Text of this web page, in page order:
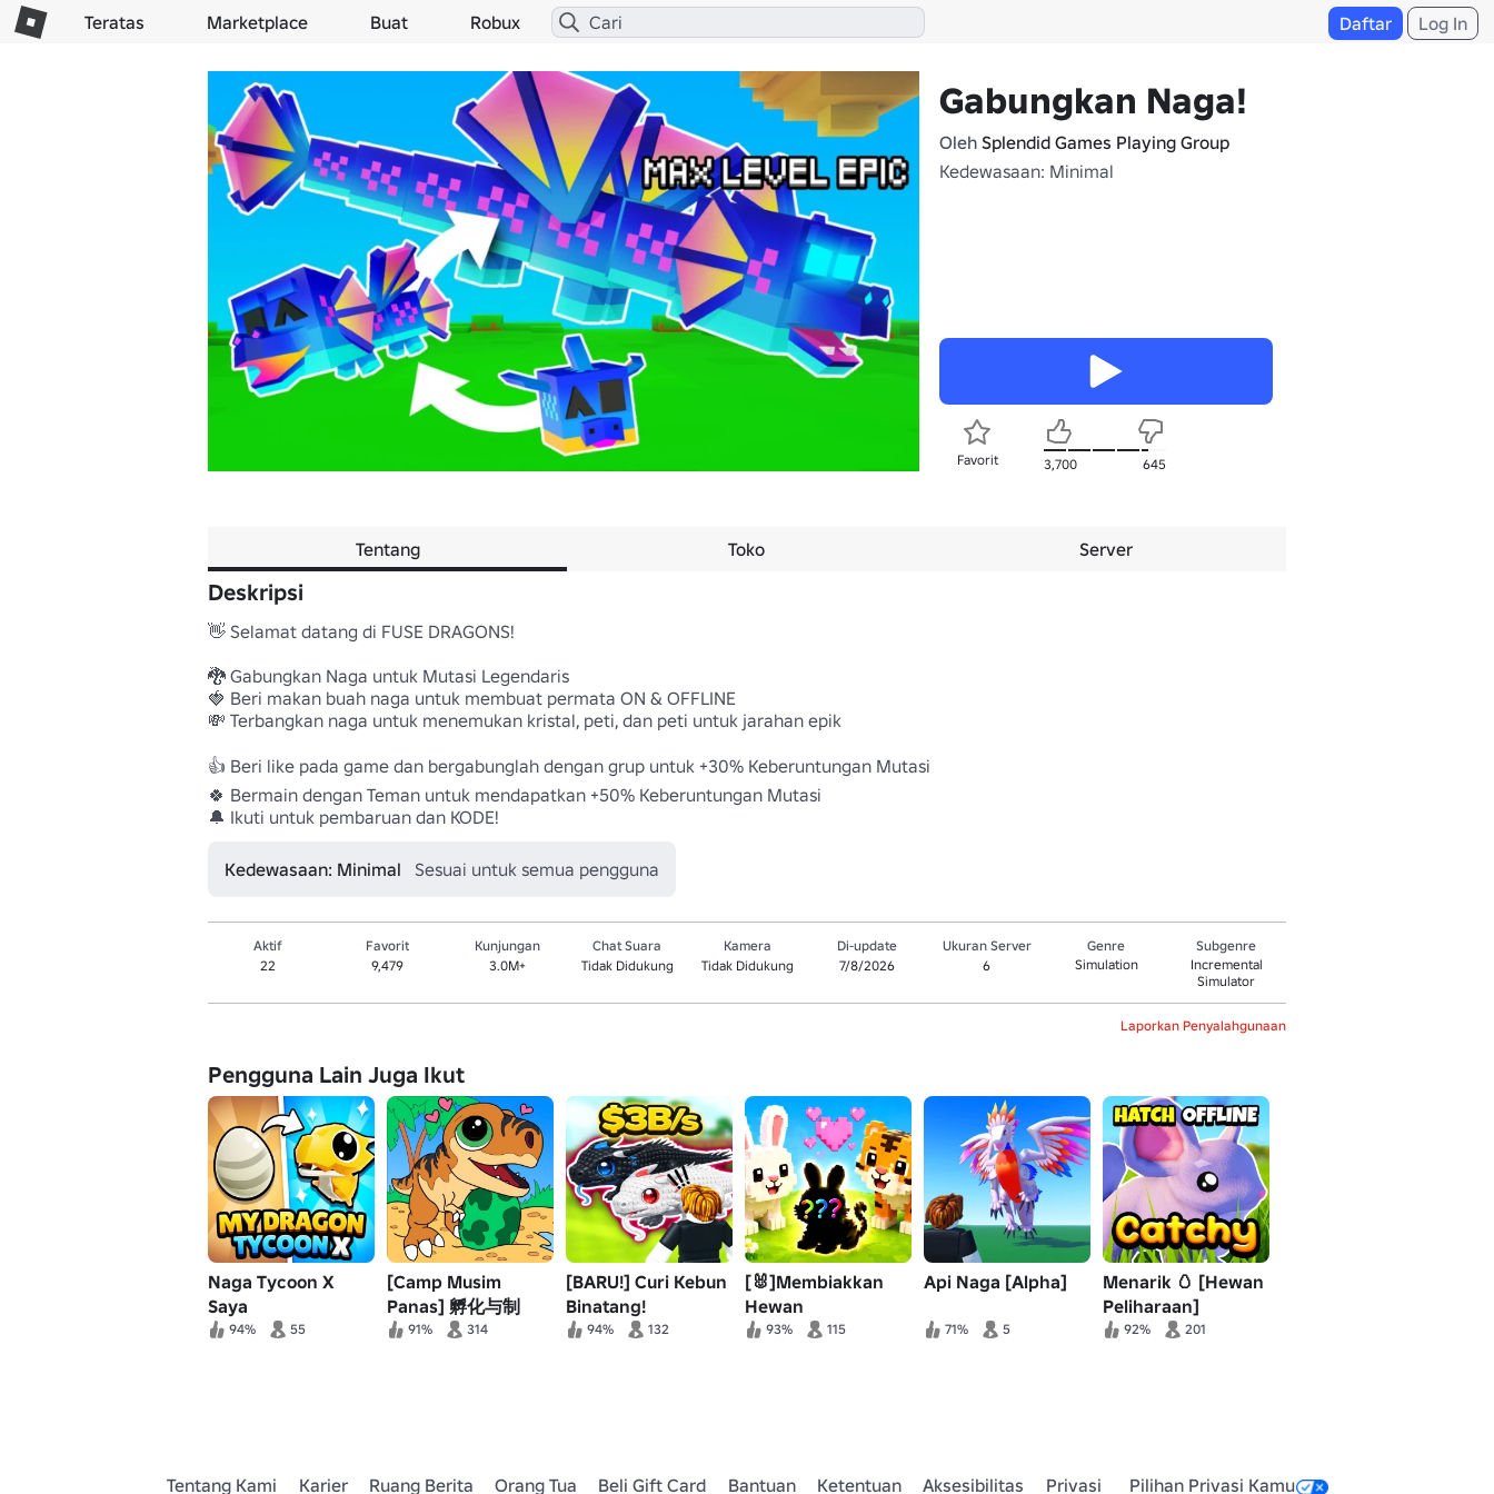
Teratas Marketplace Buat Robux Daftar Log In
Gabungkan Naga!
Oleh Splendid Games Playing Group
Kedewasaan: Minimal
Favorit 3,700 645
Tentang Toko Server
Deskripsi
👋 Selamat datang di FUSE DRAGONS!
🐉 Gabungkan Naga untuk Mutasi Legendaris
🍓 Beri makan buah naga untuk membuat permata ON & OFFLINE
💸 Terbangkan naga untuk menemukan kristal, peti, dan peti untuk jarahan epik
👍 Beri like pada game dan bergabunglah dengan grup untuk +30% Keberuntungan Mutasi
🍀 Bermain dengan Teman untuk mendapatkan +50% Keberuntungan Mutasi
🔔 Ikuti untuk pembaruan dan KODE!
Kedewasaan: Minimal Sesuai untuk semua pengguna
Aktif
22
Favorit
9,479
Kunjungan
3.0M+
Chat Suara
Tidak Didukung
Kamera
Tidak Didukung
Di-update
7/8/2026
Ukuran Server
6
Genre
Simulation
Subgenre
Incremental
Simulator
Laporkan Penyalahgunaan
Pengguna Lain Juga Ikut
Naga Tycoon X
Saya
94% 55
[Camp Musim
Panas] 孵化与制
作：史前 surga
91% 314
[BARU!] Curi Kebun
Binatang!
94% 132
[🐰]Membiakkan
Hewan
93% 115
Api Naga [Alpha]
71% 5
Menarik 🥚 [Hewan
Peliharaan]
92% 201
Tentang Kami Karier Ruang Berita Orang Tua Beli Gift Card Bantuan Ketentuan Aksesibilitas Privasi Pilihan Privasi Kamu